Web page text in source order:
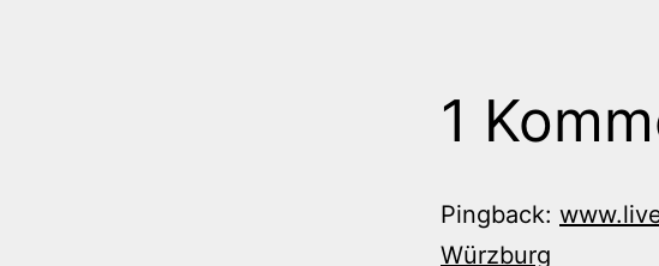
1
Pingback:
Würzburg